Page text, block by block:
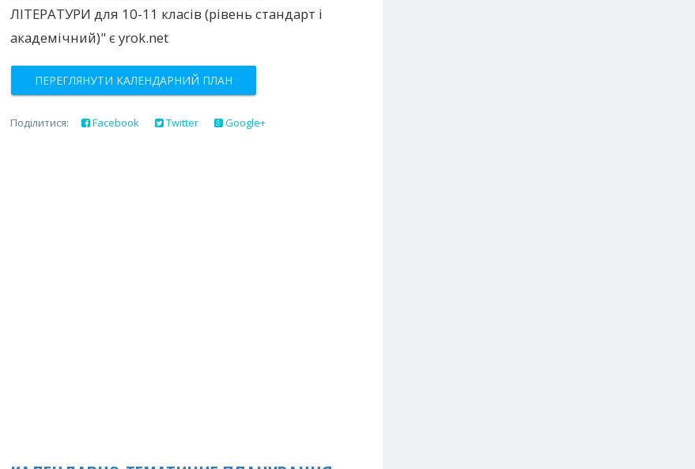
ЛІТЕРАТУРИ для 10-11 класів (рівень стандарт і
академічний)" є yrok.net
ПЕРЕГЛЯНУТИ КАЛЕНДАРНИЙ ПЛАН
Поділитися: Facebook Twitter Google+